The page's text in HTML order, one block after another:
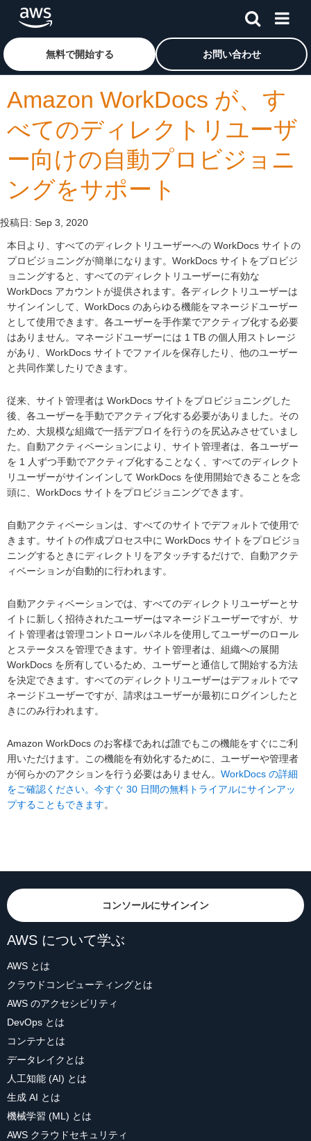
メインコンテンツに移動
アマゾン ウェブ サービスのホームページに戻るには、こ
無料で開始する お問い合わせ
Amazon WorkDocs が、す
べてのディレクトリユーザ
ー向けの自動プロビジョニ
ングをサポート
投稿日: Sep 3, 2020
本日より、すべてのディレクトリユーザーへの WorkDocs サイトの
プロビジョニングが簡単になります。WorkDocs サイトをプロビジ
ョニングすると、すべてのディレクトリユーザーに有効な
WorkDocs アカウントが提供されます。各ディレクトリユーザーは
サインインして、WorkDocs のあらゆる機能をマネージドユーザー
として使用できます。各ユーザーを手作業でアクティブ化する必要
はありません。マネージドユーザーには 1 TB の個人用ストレージ
があり、WorkDocs サイトでファイルを保存したり、他のユーザー
と共同作業したりできます。
従来、サイト管理者は WorkDocs サイトをプロビジョニングした
後、各ユーザーを手動でアクティブ化する必要がありました。その
ため、大規模な組織で一括デプロイを行うのを尻込みさせていまし
た。自動アクティベーションにより、サイト管理者は、各ユーザー
を 1 人ずつ手動でアクティブ化することなく、すべてのディレクト
リユーザーがサインインして WorkDocs を使用開始できることを念
頭に、WorkDocs サイトをプロビジョニングできます。
自動アクティベーションは、すべてのサイトでデフォルトで使用で
きます。サイトの作成プロセス中に WorkDocs サイトをプロビジョ
ニングするときにディレクトリをアタッチするだけで、自動アクテ
ィベーションが自動的に行われます。
自動アクティベーションでは、すべてのディレクトリユーザーとサ
イトに新しく招待されたユーザーはマネージドユーザーですが、サ
イト管理者は管理コントロールパネルを使用してユーザーのロール
とステータスを管理できます。サイト管理者は、組織への展開
WorkDocs を所有しているため、ユーザーと通信して開始する方法
を決定できます。すべてのディレクトリユーザーはデフォルトでマ
ネージドユーザーですが、請求はユーザーが最初にログインしたと
きにのみ行われます。
Amazon WorkDocs のお客様であれば誰でもこの機能をすぐにご利
用いただけます。この機能を有効化するために、ユーザーや管理者
が何らかのアクションを行う必要はありません。 WorkDocs の詳細
をご確認ください。今すぐ 30 日間の無料トライアルにサインアッ
プすることもできます。
コンソールにサインイン
AWS について学ぶ
AWS とは
クラウドコンピューティングとは
AWS のアクセシビリティ
DevOps とは
コンテナとは
データレイクとは
人工知能 (AI) とは
生成 AI とは
機械学習 (ML) とは
AWS クラウドセキュリティ